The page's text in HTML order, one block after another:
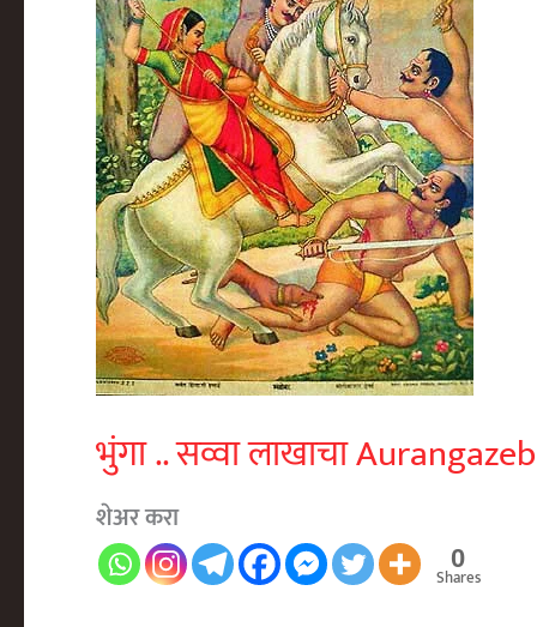
भुंगा .. सव्वा लाखाचा
शेअर करा
0
Shares